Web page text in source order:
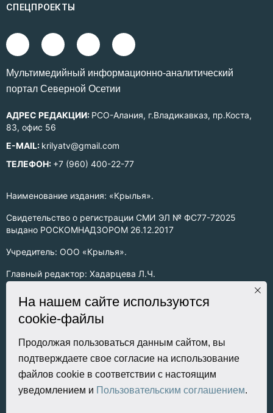
Наименование издания: «Крылья».
Свидетельство о регистрации СМИ ЭЛ № ФС77-72025
выдано РОСКОМНАДЗОРОМ 26.12.2017
Учредитель: ООО «Крылья».
Главный редактор: Хадарцева Л.Ч.
Информация на сайте предназначена для лиц старше 16 лет.
Все права на любые материалы, опубликованные на сайте,
защищены в соответствии с российским законодательством
об интеллектуальной собственности. Любое использование
текстовых, фото, аудио и видеоматериалов возможно только
с согласия правообладателя (ООО «Крылья») и при строгом
наличии ссылки на ресурс. Для сетевых ресурсов –
гиперссылка.
СПЕЦПРОЕКТЫ
Mультимедийный информационно-аналитический
портал Северной Осетии
АДРЕС РЕДАКЦИИ: РСО-Алания, г.Владикавказ, пр.Коста,
83, офис 56
E-MAIL: krilyatv@gmail.com
ТЕЛЕФОН: +7 (960) 400-22-77
На нашем сайте используются
cookie-файлы
Продолжая пользоваться данным сайтом, вы
подтверждаете свое согласие на использование
файлов cookie в соответствии с настоящим
уведомлением и Пользовательским соглашением.